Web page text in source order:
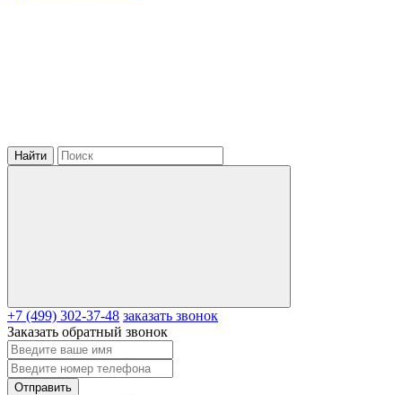
Найти
+7 (499) 302-37-48 заказать звонок
Заказать обратный звонок
Отправить